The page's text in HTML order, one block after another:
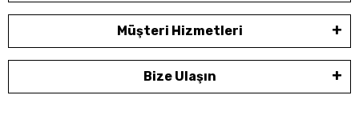
Müşteri Hizmetleri
Bize Ulaşın